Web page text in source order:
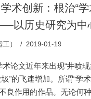
术创新：根治“学
以历史研究为中
） 2019-01-19
术论文近年来出现“井喷
”的飞速增加。所谓“学
良作用的作品。无论何